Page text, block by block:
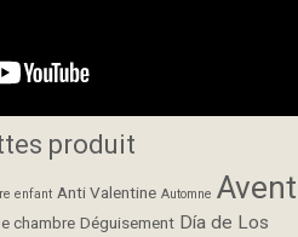
produit
enfant Anti Valentine Automne Avent
chambre Déguisement Día de Los